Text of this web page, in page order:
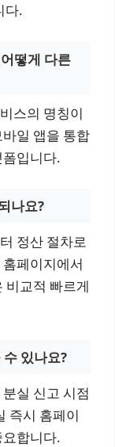
다.
떻게 다른
스의 명칭이
일 앱을 통합
입니다.
나요?
정산 절차로
페이지에서
비교적 빠르게
있나요?
실 신고 시점
즉시 홈페이
합니다.